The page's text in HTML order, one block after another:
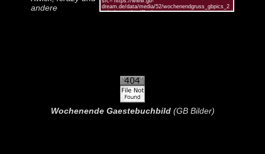
andere
Wochenende Gaestebuchbild(GB Bilder)